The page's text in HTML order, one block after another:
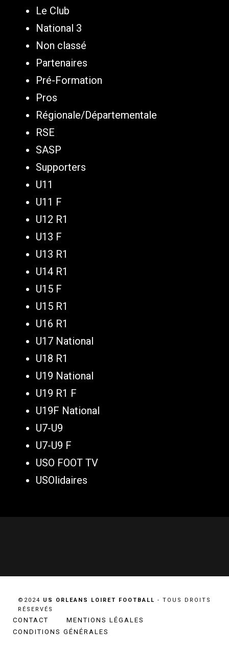
Le Club
National 3
Non classé
Partenaires
Pré-Formation
Pros
Régionale/Départementale
RSE
SASP
Supporters
U11
U11 F
U12 R1
U13 F
U13 R1
U14 R1
U15 F
U15 R1
U16 R1
U17 National
U18 R1
U19 National
U19 R1 F
U19F National
U7-U9
U7-U9 F
USO FOOT TV
USOlidaires
©2024 US ORLEANS LOIRET FOOTBALL - TOUS DROITS
RÉSERVÉS
CONTACT
MENTIONS LÉGALES
CONDITIONS GÉNÉRALES